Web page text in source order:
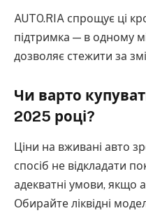
AUTO.RIA спрощує ці
підтримка — в одному
дозволяє стежити за
Чи варто
2025 році?
Ціни на вживані авто
спосіб не відкладати
адекватні умови, якщо
Обирайте ліквідні